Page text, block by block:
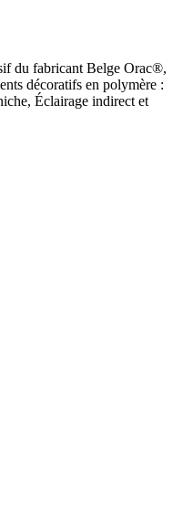
du fabricant Belge Orac®,
décoratifs en polymère :
Éclairage indirect et